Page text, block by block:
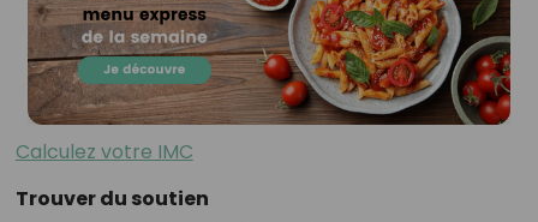
Calculez votre IMC
Trouver du soutien